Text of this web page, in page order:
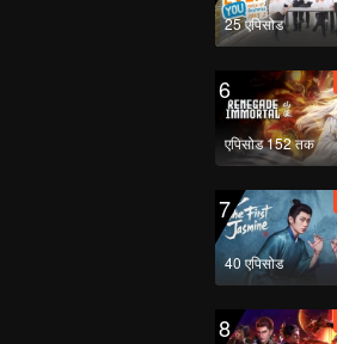
25 एपिसोड
6
एपिसोड 152 तक
7
40 एपिसोड
8